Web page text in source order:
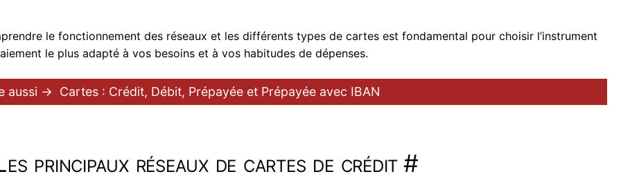
le fonctionnement des réseaux et les différents types de cartes est fondamental pour choisir l’instrument
le plus adapté à vos besoins et à vos habitudes de dépenses.
aussi → Cartes : Crédit, Débit, Prépayée et Prépayée avec IBAN
principaux réseaux de cartes de crédit#